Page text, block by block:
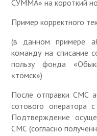
СУММА» на короткий
Пример корректного
(в данном примере
команду на списание
пользу фонда
«томск»)
После отправки СМС
сотового оператора
Подтверждение
СМС (согласно